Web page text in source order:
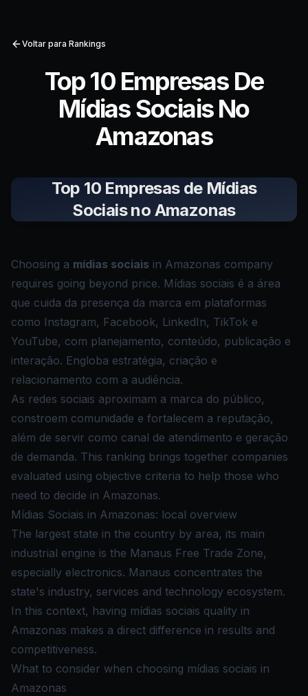
Voltar para Rankings
Top 10 Empresas De
Mídias Sociais No
Amazonas
Top 10 Empresas de Mídias
Sociais no Amazonas
Choosing a mídias sociais in Amazonas company
requires going beyond price. Mídias sociais é a área
que cuida da presença da marca em plataformas
como Instagram, Facebook, LinkedIn, TikTok e
YouTube, com planejamento, conteúdo, publicação e
interação. Engloba estratégia, criação e
relacionamento com a audiência.
As redes sociais aproximam a marca do público,
constroem comunidade e fortalecem a reputação,
além de servir como canal de atendimento e geração
de demanda. This ranking brings together companies
evaluated using objective criteria to help those who
need to decide in Amazonas.
Mídias Sociais in Amazonas: local overview
The largest state in the country by area, its main
industrial engine is the Manaus Free Trade Zone,
especially electronics. Manaus concentrates the
state's industry, services and technology ecosystem.
In this context, having mídias sociais quality in
Amazonas makes a direct difference in results and
competitiveness.
What to consider when choosing mídias sociais in
Amazonas